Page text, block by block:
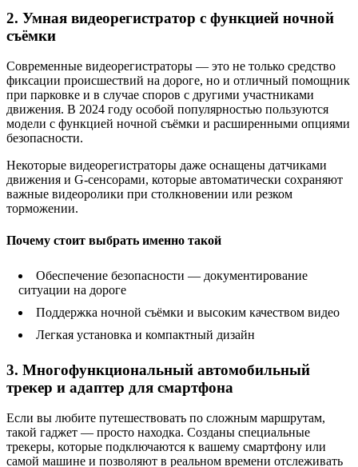
2. Умная видеорегистратор с функцией ночной
съёмки
Современные видеорегистраторы — это не только средство
фиксации происшествий на дороге, но и отличный помощник
при парковке и в случае споров с другими участниками
движения. В 2024 году особой популярностью пользуются
модели с функцией ночной съёмки и расширенными опциями
безопасности.
Некоторые видеорегистраторы даже оснащены датчиками
движения и G-сенсорами, которые автоматически сохраняют
важные видеоролики при столкновении или резком
торможении.
Почему стоит выбрать именно такой
Обеспечение безопасности — документирование
ситуации на дороге
Поддержка ночной съёмки и высоким качеством видео
Легкая установка и компактный дизайн
3. Многофункциональный автомобильный
трекер и адаптер для смартфона
Если вы любите путешествовать по сложным маршрутам,
такой гаджет — просто находка. Созданы специальные
трекеры, которые подключаются к вашему смартфону или
самой машине и позволяют в реальном времени отслеживать